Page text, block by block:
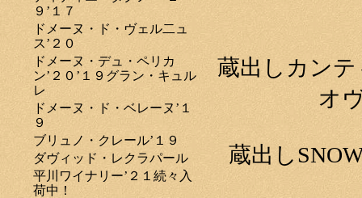
９’１７
ドメーヌ・ド・ヴェル二ュ
ス’２０
ドメーヌ・デュ・ペリカ
ン’２０’１９グラン・キュル
レ
ドメーヌ・ド・ベレーヌ’１
９
ブリュノ・クレール’１９
ダヴィッド・レクラパール
平川ワイナリー’２１続々入
荷中！
蔵出しカン
オ
蔵出し